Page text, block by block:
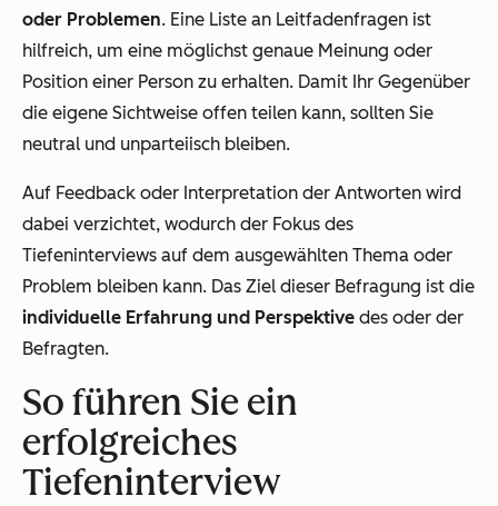
oder Problemen. Eine Liste an Leitfadenfragen ist
hilfreich, um eine möglichst genaue Meinung oder
Position einer Person zu erhalten. Damit Ihr Gegenüber
die eigene Sichtweise offen teilen kann, sollten Sie
neutral und unparteiisch bleiben.
Auf Feedback oder Interpretation der Antworten wird
dabei verzichtet, wodurch der Fokus des
Tiefeninterviews auf dem ausgewählten Thema oder
Problem bleiben kann. Das Ziel dieser Befragung ist die
individuelle Erfahrung und Perspektive des oder der
Befragten.
So führen Sie ein
erfolgreiches
Tiefeninterview